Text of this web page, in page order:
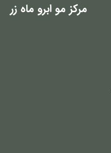
مرکز مو ابرو ماه زر